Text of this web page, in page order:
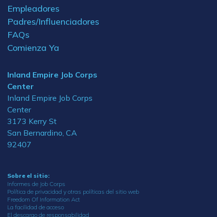
Empleadores
Padres/Influenciadores
FAQs
Comienza Ya
Inland Empire Job Corps
Center
Inland Empire Job Corps
Center
3173 Kerry St
San Bernardino, CA
92407
Sobre el sitio:
Informes de Job Corps
Política de privacidad y otras políticas del sitio web
Freedom Of Information Act
La facilidad de acceso
El descargo de responsabilidad